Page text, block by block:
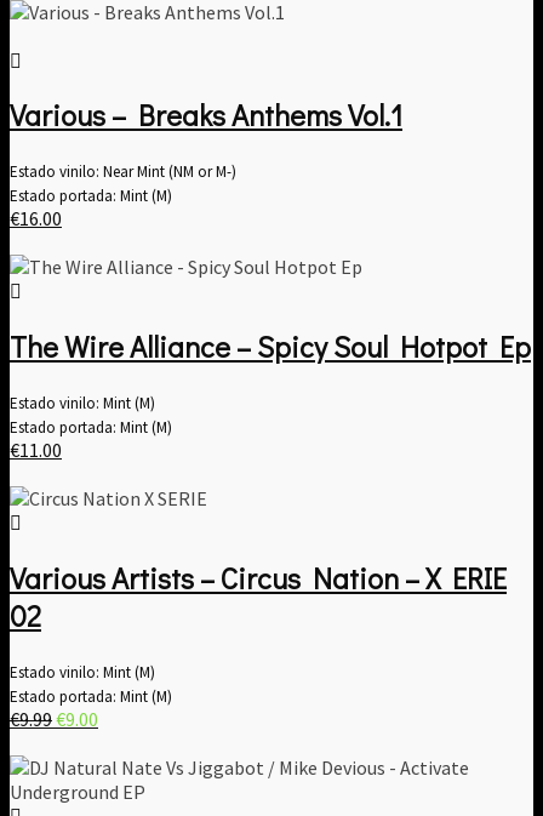
Various – Breaks Anthems Vol​.​1
Estado vinilo: Near Mint (NM or M-)
Estado portada: Mint (M)
€16.00
The Wire Alliance – Spicy Soul Hotpot Ep
Estado vinilo: Mint (M)
Estado portada: Mint (M)
€11.00
Various Artists – Circus Nation – X ERIE
02
Estado vinilo: Mint (M)
Estado portada: Mint (M)
€9.99El
original
era:
€9.00
actual
es: